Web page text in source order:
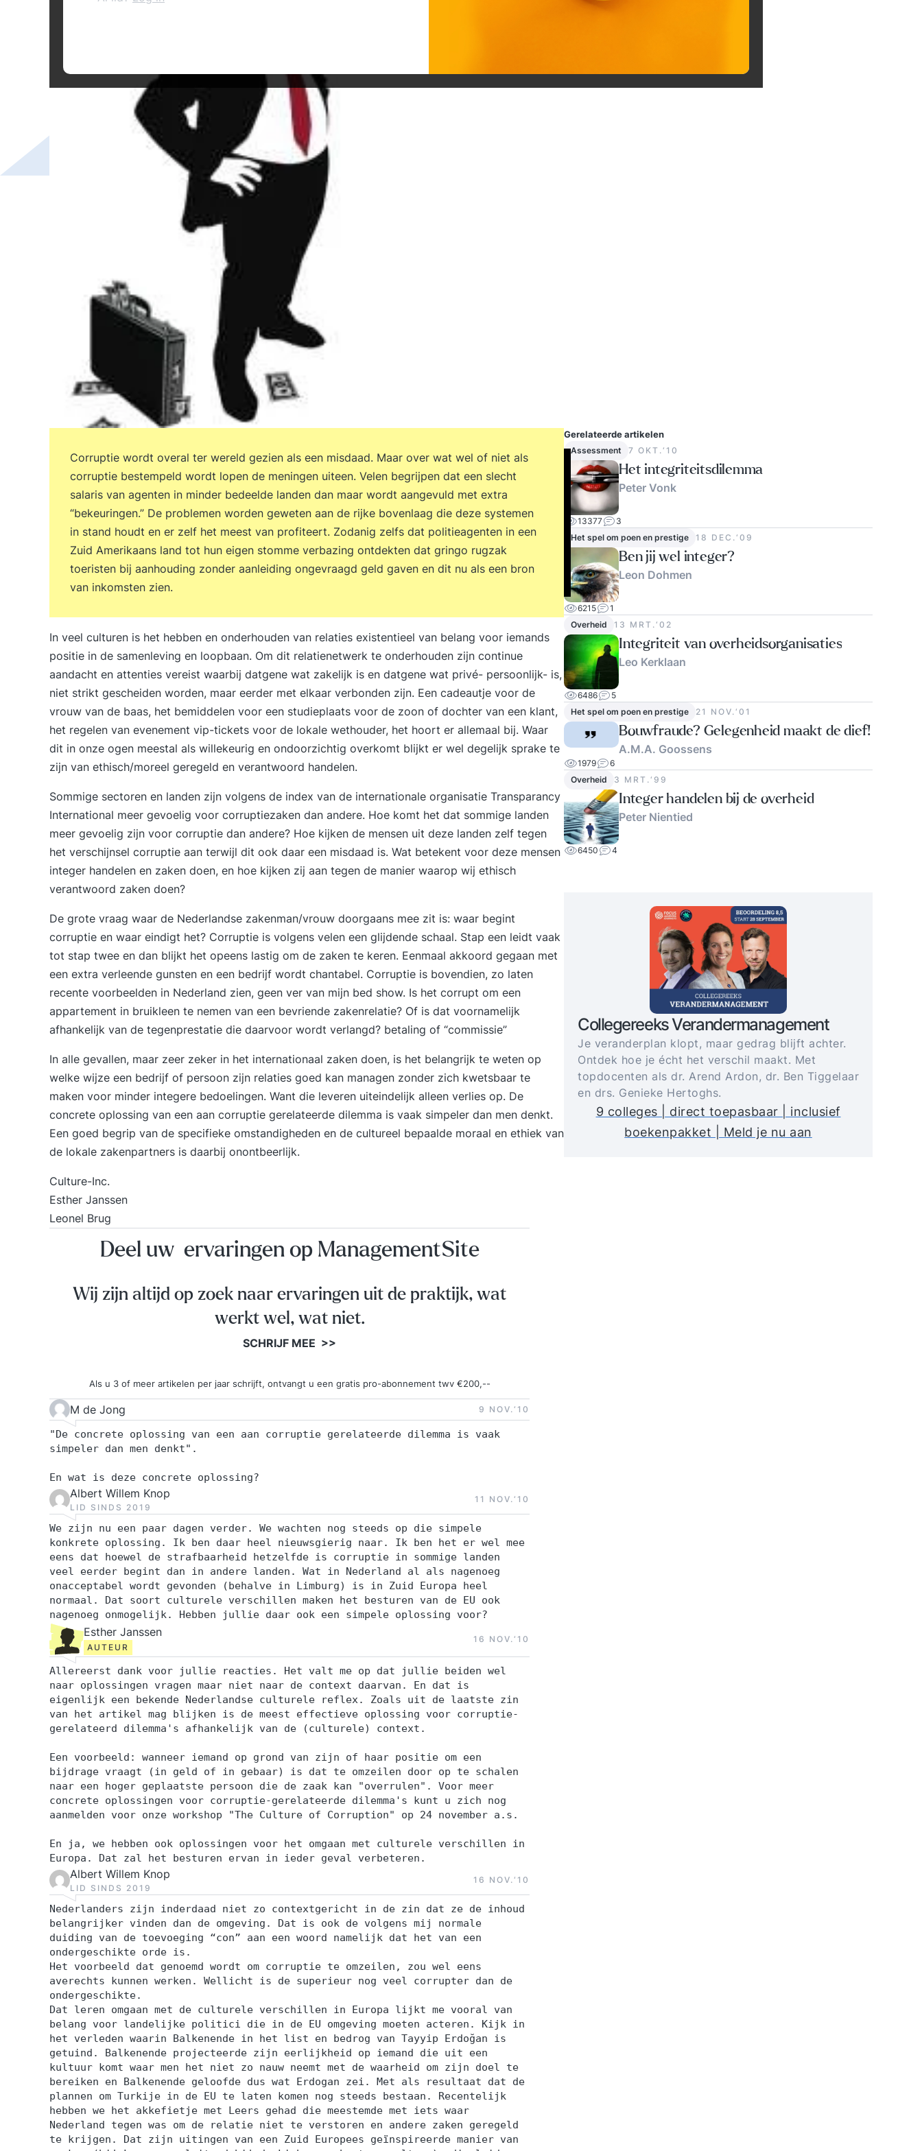
Corruptie wordt overal ter wereld gezien als een misdaad. Maar over wat wel of niet als
corruptie bestempeld wordt lopen de meningen uiteen. Velen begrijpen dat een slecht
salaris van agenten in minder bedeelde landen dan maar wordt aangevuld met extra
“bekeuringen.” De problemen worden geweten aan de rijke bovenlaag die deze systemen
in stand houdt en er zelf het meest van profiteert. Zodanig zelfs dat politieagenten in een
Zuid Amerikaans land tot hun eigen stomme verbazing ontdekten dat gringo rugzak
toeristen bij aanhouding zonder aanleiding ongevraagd geld gaven en dit nu als een bron
van inkomsten zien.
In veel culturen is het hebben en onderhouden van relaties existentieel van belang voor iemands
positie in de samenleving en loopbaan. Om dit relatienetwerk te onderhouden zijn continue
aandacht en attenties vereist waarbij datgene wat zakelijk is en datgene wat privé- persoonlijk- is,
niet strikt gescheiden worden, maar eerder met elkaar verbonden zijn. Een cadeautje voor de
vrouw van de baas, het bemiddelen voor een studieplaats voor de zoon of dochter van een klant,
het regelen van evenement vip-tickets voor de lokale wethouder, het hoort er allemaal bij. Waar
dit in onze ogen meestal als willekeurig en ondoorzichtig overkomt blijkt er wel degelijk sprake te
zijn van ethisch/moreel geregeld en verantwoord handelen.
Sommige sectoren en landen zijn volgens de index van de internationale organisatie Transparancy
International meer gevoelig voor corruptiezaken dan andere. Hoe komt het dat sommige landen
meer gevoelig zijn voor corruptie dan andere? Hoe kijken de mensen uit deze landen zelf tegen
het verschijnsel corruptie aan terwijl dit ook daar een misdaad is. Wat betekent voor deze mensen
integer handelen en zaken doen, en hoe kijken zij aan tegen de manier waarop wij ethisch
verantwoord zaken doen?
De grote vraag waar de Nederlandse zakenman/vrouw doorgaans mee zit is: waar begint
corruptie en waar eindigt het? Corruptie is volgens velen een glijdende schaal. Stap een leidt vaak
tot stap twee en dan blijkt het opeens lastig om de zaken te keren. Eenmaal akkoord gegaan met
een extra verleende gunsten en een bedrijf wordt chantabel. Corruptie is bovendien, zo laten
recente voorbeelden in Nederland zien, geen ver van mijn bed show. Is het corrupt om een
appartement in bruikleen te nemen van een bevriende zakenrelatie? Of is dat voornamelijk
afhankelijk van de tegenprestatie die daarvoor wordt verlangd? betaling of “commissie”
In alle gevallen, maar zeer zeker in het internationaal zaken doen, is het belangrijk te weten op
welke wijze een bedrijf of persoon zijn relaties goed kan managen zonder zich kwetsbaar te
maken voor minder integere bedoelingen. Want die leveren uiteindelijk alleen verlies op. De
concrete oplossing van een aan corruptie gerelateerde dilemma is vaak simpeler dan men denkt.
Een goed begrip van de specifieke omstandigheden en de cultureel bepaalde moraal en ethiek van
de lokale zakenpartners is daarbij onontbeerlijk.
Culture-Inc.
Esther Janssen
Leonel Brug
Gerelateerde artikelen
Assessment 7 OKT.‘10
Het integriteitsdilemma
Peter Vonk
13377
3
Het spel om poen en prestige
18 DEC.‘09
Ben jij wel integer?
Leon Dohmen
6215
1
Overheid
13 MRT.‘02
Integriteit van overheidsorganisaties
Leo Kerklaan
6486
5
Het spel om poen en prestige
21 NOV.‘01
Bouwfraude? Gelegenheid maakt de dief!
A.M.A. Goossens
1979
6
Overheid
3 MRT.‘99
Integer handelen bij de overheid
Peter Nientied
6450 4
Collegereeks Verandermanagement
Je veranderplan klopt, maar gedrag blijft achter.
Ontdek hoe je écht het verschil maakt. Met
topdocenten als dr. Arend Ardon, dr. Ben Tiggelaar
en drs. Genieke Hertoghs.
9 colleges | direct toepasbaar | inclusief
boekenpakket | Meld je nu aan
Deel uw ervaringen op ManagementSite
Wij zijn altijd op zoek naar ervaringen uit de praktijk, wat
werkt wel, wat niet.
SCHRIJF MEE >>
Als u 3 of meer artikelen per jaar schrijft, ontvangt u een gratis pro-abonnement twv €200,--
M de Jong 9 NOV.‘10
"De concrete oplossing van een aan corruptie gerelateerde dilemma is vaak
simpeler dan men denkt".
En wat is deze concrete oplossing?
Albert Willem Knop
LID SINDS 2019
11 NOV.‘10
We zijn nu een paar dagen verder. We wachten nog steeds op die simpele
konkrete oplossing. Ik ben daar heel nieuwsgierig naar. Ik ben het er wel mee
eens dat hoewel de strafbaarheid hetzelfde is corruptie in sommige landen
veel eerder begint dan in andere landen. Wat in Nederland al als nagenoeg
onacceptabel wordt gevonden (behalve in Limburg) is in Zuid Europa heel
normaal. Dat soort culturele verschillen maken het besturen van de EU ook
nagenoeg onmogelijk. Hebben jullie daar ook een simpele oplossing voor?
Esther Janssen
AUTEUR
16 NOV.‘10
Allereerst dank voor jullie reacties. Het valt me op dat jullie beiden wel
naar oplossingen vragen maar niet naar de context daarvan. En dat is
eigenlijk een bekende Nederlandse culturele reflex. Zoals uit de laatste zin
van het artikel mag blijken is de meest effectieve oplossing voor corruptie-
gerelateerd dilemma's afhankelijk van de (culturele) context.
Een voorbeeld: wanneer iemand op grond van zijn of haar positie om een
bijdrage vraagt (in geld of in gebaar) is dat te omzeilen door op te schalen
naar een hoger geplaatste persoon die de zaak kan "overrulen". Voor meer
concrete oplossingen voor corruptie-gerelateerde dilemma's kunt u zich nog
aanmelden voor onze workshop "The Culture of Corruption" op 24 november a.s.
En ja, we hebben ook oplossingen voor het omgaan met culturele verschillen in
Europa. Dat zal het besturen ervan in ieder geval verbeteren.
Albert Willem Knop
LID SINDS 2019
16 NOV.‘10
Nederlanders zijn inderdaad niet zo contextgericht in de zin dat ze de inhoud
belangrijker vinden dan de omgeving. Dat is ook de volgens mij normale
duiding van de toevoeging “con” aan een woord namelijk dat het van een
ondergeschikte orde is.
Het voorbeeld dat genoemd wordt om corruptie te omzeilen, zou wel eens
averechts kunnen werken. Wellicht is de superieur nog veel corrupter dan de
ondergeschikte.
Dat leren omgaan met de culturele verschillen in Europa lijkt me vooral van
belang voor landelijke politici die in de EU omgeving moeten acteren. Kijk in
het verleden waarin Balkenende in het list en bedrog van Tayyip Erdoğan is
getuind. Balkenende projecteerde zijn eerlijkheid op iemand die uit een
kultuur komt waar men het niet zo nauw neemt met de waarheid om zijn doel te
bereiken en Balkenende geloofde dus wat Erdogan zei. Met als resultaat dat de
plannen om Turkije in de EU te laten komen nog steeds bestaan. Recentelijk
hebben we het akkefietje met Leers gehad die meestemde met iets waar
Nederland tegen was om de relatie niet te verstoren en andere zaken geregeld
te krijgen. Dat zijn uitingen van een Zuid Europees geïnspireerde manier van